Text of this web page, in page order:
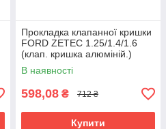
Прокладка клапанної кришки
FORD ZETEC 1.25/1.4/1.6
(клап. кришка алюміній.)
(вир-во Elring)
В наявності
598,08 ₴ 712 ₴
Купити